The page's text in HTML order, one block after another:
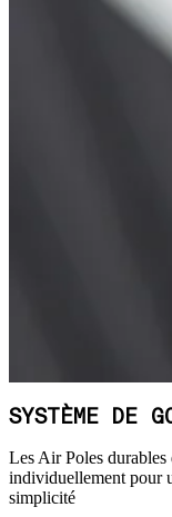
SYSTÈME DE
Les Air Poles durables
individuellement pour
simplicité